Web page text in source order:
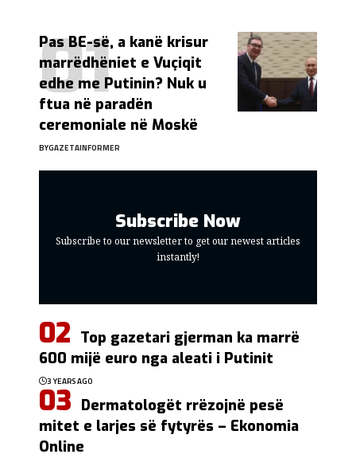
Pas BE-së, a kanë krisur
marrëdhëniet e Vuçiqit
edhe me Putinin? Nuk u
ftua në paradën
ceremoniale në Moskë
BYGAZETAINFORMER
Subscribe Now
Subscribe to our newsletter to get our newest articles
instantly!
Top gazetari gjerman ka marrë
600 mijë euro nga aleati i Putinit
3 YEARS AGO
Dermatologët rrëzojnë pesë
mitet e larjes së fytyrës – Ekonomia
Online